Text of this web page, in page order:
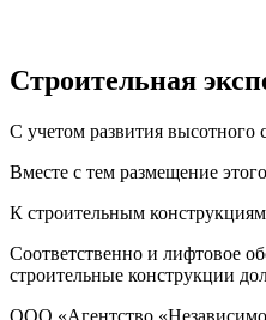
Строительная
С учетом развития
Вместе с тем размещение
К строительным
Соответственно и лифтовое
строительные конструкции
ООО «Агентство